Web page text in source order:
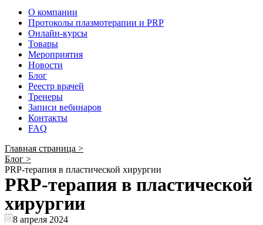
О компании
Протоколы плазмотерапии и PRP
Онлайн-курсы
Товары
Мероприятия
Новости
Блог
Реестр врачей
Тренеры
Записи вебинаров
Контакты
FAQ
Главная страница >
Блог >
PRP-терапия в пластической хирургии
PRP-терапия в пластической
хирургии
8 апреля 2024